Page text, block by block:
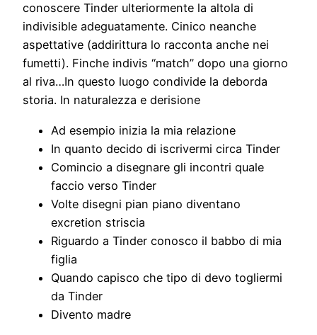
conoscere Tinder ulteriormente la altola di
indivisible adeguatamente. Cinico neanche
aspettative (addirittura lo racconta anche nei
fumetti). Finche indivis “match” dopo una giorno
al riva…In questo luogo condivide la deborda
storia. In naturalezza e derisione
Ad esempio inizia la mia relazione
In quanto decido di iscrivermi circa Tinder
Comincio a disegnare gli incontri quale
faccio verso Tinder
Volte disegni pian piano diventano
excretion striscia
Riguardo a Tinder conosco il babbo di mia
figlia
Quando capisco che tipo di devo togliermi
da Tinder
Divento madre